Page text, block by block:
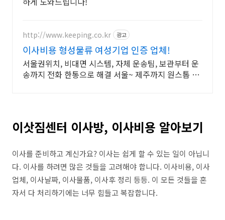
http://www.keeping.co.kr 광고
이사비용 형성물류 여성기업 인증 업체!
서울권위치, 비대면 시스템, 자체 운송팀, 보관부터 운
송까지 전화 한통으로 해결 서울~ 제주까지 원스톱 이
이삿짐센터 이사방, 이사비용 알아보기
이사를 준비하고 계신가요? 이사는 쉽게 할 수 있는 일이 아닙니
다. 이사를 하려면 많은 것들을 고려해야 합니다. 이사비용, 이사
업체, 이사날짜, 이사물품, 이사후 정리 등등. 이 모든 것들을 혼
자서 다 처리하기에는 너무 힘들고 복잡합니다.